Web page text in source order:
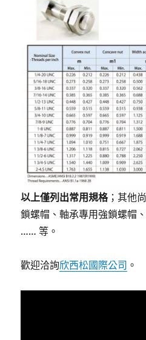
以上僅列出常用規格；其他
鎖螺帽、軸承專用強鎖螺帽
…… 等。
歡迎洽詢欣西松國際公司 。